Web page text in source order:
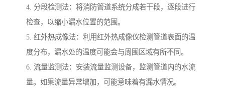
4. 分段检测法：将消防管道系统分成若干段，逐段进行
检查，以缩小漏水位置的范围。
5. 红外热成像法：利用红外热成像仪检测管道表面的温
度分布，漏水处的温度可能会与周围区域有所不同。
6. 流量监测法：安装流量监测设备，监测管道内的水流
量。如果流量异常增加，可能意味着有漏水情况。